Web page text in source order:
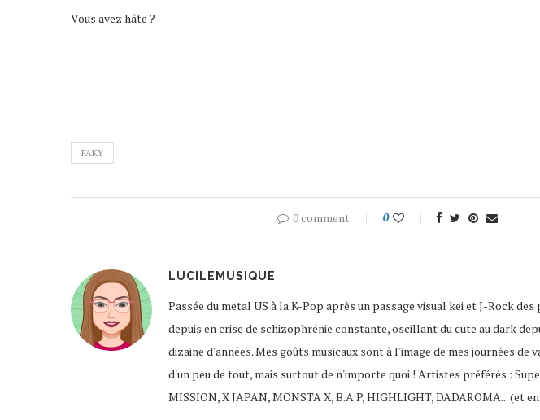
Vous avez hâte ?
FAKY
0 comment 0
LUCILEMUSIQUE
Passée du metal US à la K-Pop après un passage visual kei et J-Rock
depuis en crise de schizophrénie constante, oscillant du cute au dark
dizaine d'années. Mes goûts musicaux sont à l'image de mes journées de
d'un peu de tout, mais surtout de n'importe quoi ! Artistes préférés :
MISSION, X JAPAN, MONSTA X, B.A.P, HIGHLIGHT, DADAROMA... (et